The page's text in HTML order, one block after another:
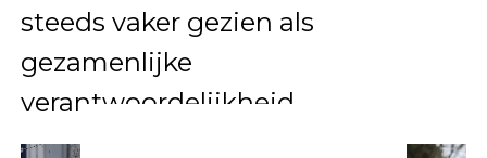
steeds vaker gezien als
gezamenlijke
verantwoordelijkheid.